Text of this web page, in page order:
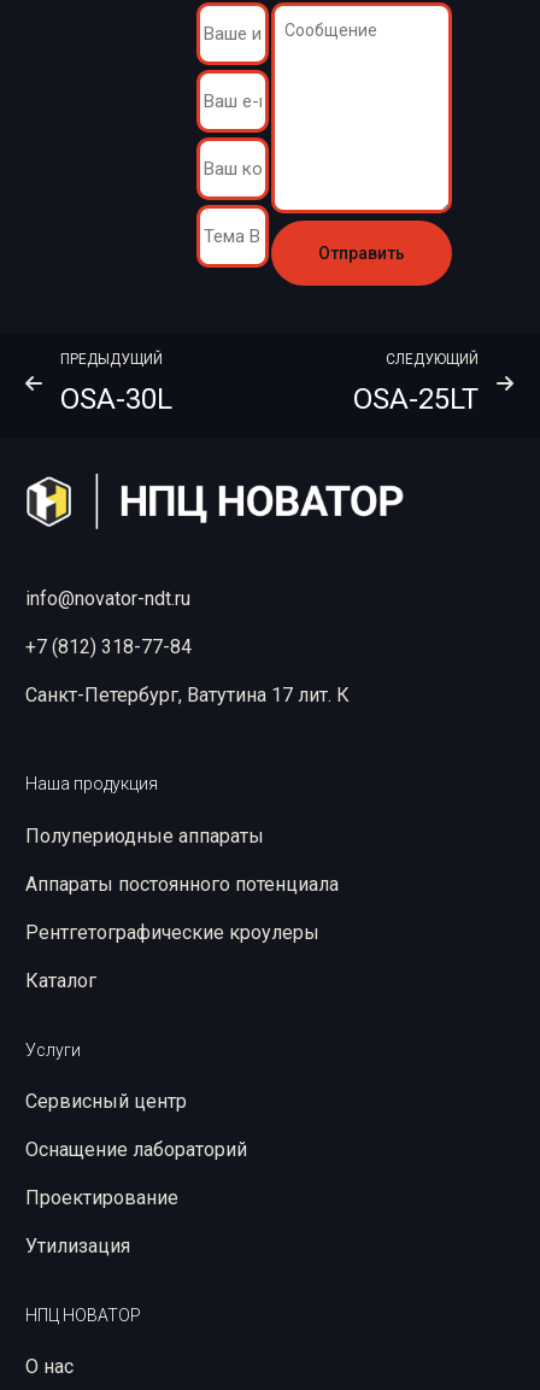
ПРЕДЫДУЩИЙ
OSA-30L
СЛЕДУЮЩИЙ
OSA-25LT
info@novator-ndt.ru
+7 (812) 318-77-84
Санкт-Петербург, Ватутина 17 лит. К
Наша продукция
Полупериодные аппараты
Аппараты постоянного потенциала
Рентгетографические кроулеры
Каталог
Услуги
Сервисный центр
Оснащение лабораторий
Проектирование
Утилизация
НПЦ НОВАТОР
О нас